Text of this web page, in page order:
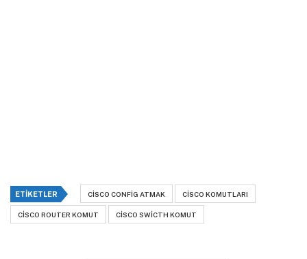
ETIKETLER CISCO CONFIG ATMAK CISCO KOMUTLARI
CISCO ROUTER KOMUT CISCO SWICTH KOMUT